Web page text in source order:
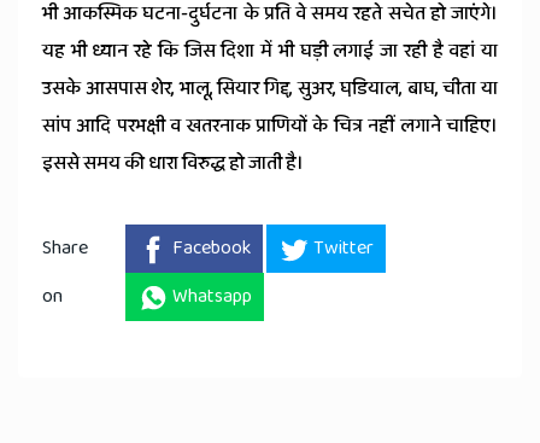
भी आकस्मिक घटना-दुर्घटना के प्रति वे समय रहते सचेत हो जाएंगे।
यह भी ध्यान रहे कि जिस दिशा में भी घड़ी लगाई जा रही है वहां या
उसके आसपास शेर, भालू, सियार गिद्द, सुअर, घडि़याल, बाघ, चीता या
सांप आदि परभक्षी व खतरनाक प्राणियों के चित्र नहीं लगाने चाहिए।
इससे समय की धारा विरुद्ध हो जाती है।
Share
on
Facebook
Twitter
Whatsapp